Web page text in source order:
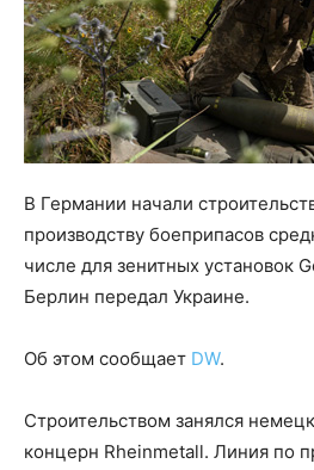
В Германии начали
производству боеприпасов
числе для зенитных установок
Берлин передал Украине.
Об этом сообщает DW.
Строительством занялся
концерн Rheinmetall. Линия по